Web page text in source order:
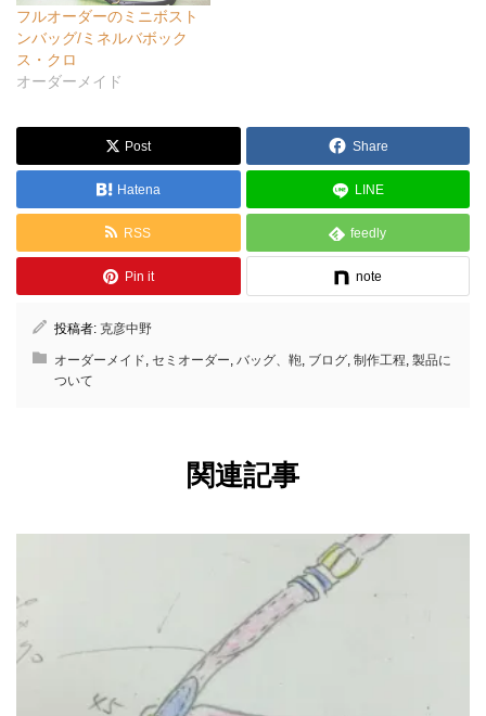
フルオーダーのミニボスト
ンバッグ/ミネルバボック
ス・クロ
オーダーメイド
Post Share
Hatena LINE
RSS feedly
Pin it note
投稿者: 克彦中野
オーダーメイド, セミオーダー, バッグ、鞄, ブログ, 制作工程, 製品に
ついて
関連記事